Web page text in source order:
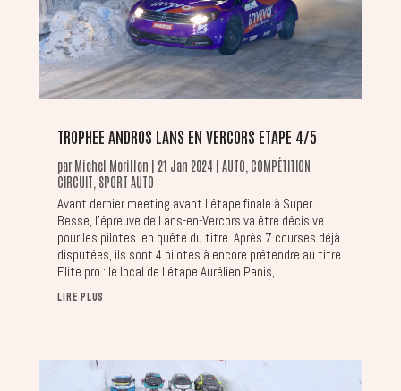
TROPHEE ANDROS LANS EN VERCORS ETAPE 4/5
par Michel Morillon 21 Jan 2024 AUTO COMPÉTITION
CIRCUIT SPORT AUTO
Avant dernier meeting avant l'étape finale à Super
Besse, l’épreuve de Lans-en-Vercors va être décisive
pour les pilotes en quête du titre. Après 7 courses déjà
disputées, ils sont 4 pilotes à encore prétendre au titre
Elite pro : le local de l'étape Aurélien Panis,...
LIRE PLUS